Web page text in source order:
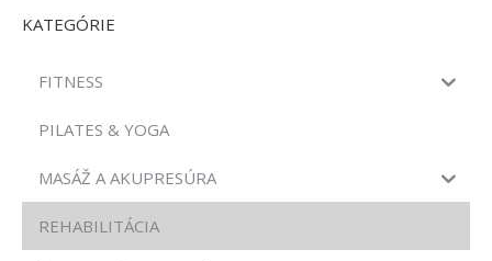
KATEGÓRIE
FITNESS
PILATES & YOGA
MASÁŽ A AKUPRESÚRA
REHABILITÁCIA